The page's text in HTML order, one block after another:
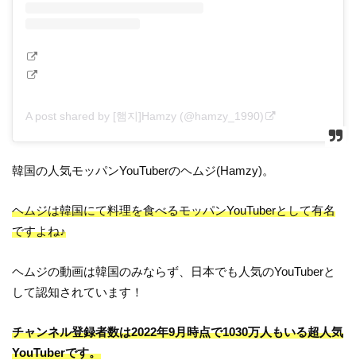
A post shared by [햄지]Hamzy (@hamzy_1990)
韓国の人気モッパンYouTuberのヘムジ(Hamzy)。
ヘムジは韓国にて料理を食べるモッパンYouTuberとして有名
ですよね♪
ヘムジの動画は韓国のみならず、日本でも人気のYouTuberと
して認知されています！
チャンネル登録者数は2022年9月時点で1030万人もいる超人気
YouTuberです。